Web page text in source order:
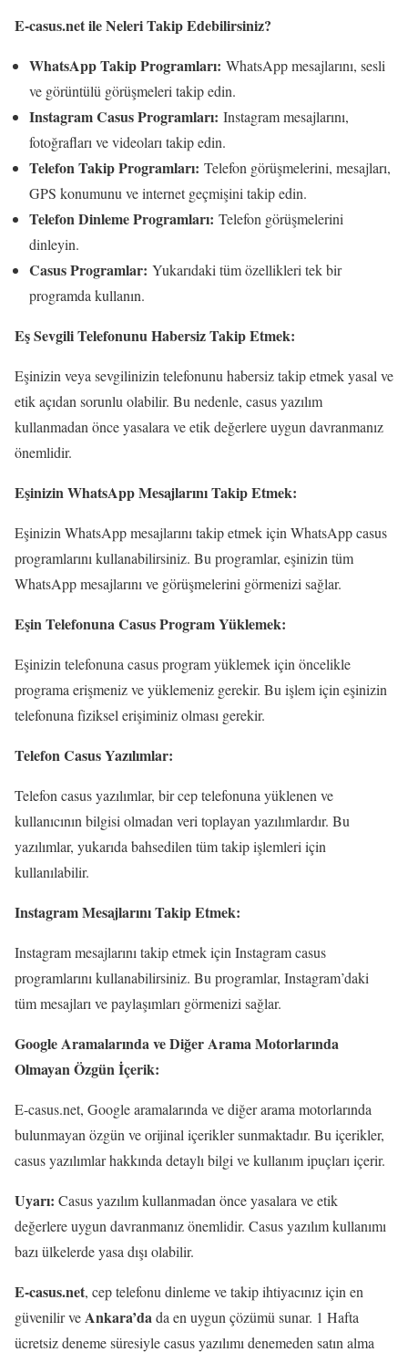
E-casus.net ile Neleri Takip Edebilirsiniz?
WhatsApp Takip Programları: WhatsApp mesajlarını, sesli
ve görüntülü görüşmeleri takip edin.
Instagram Casus Programları: Instagram mesajlarını,
fotoğrafları ve videoları takip edin.
Telefon Takip Programları: Telefon görüşmelerini, mesajları,
GPS konumunu ve internet geçmişini takip edin.
Telefon Dinleme Programları: Telefon görüşmelerini
dinleyin.
Casus Programlar: Yukarıdaki tüm özellikleri tek bir
programda kullanın.
Eş Sevgili Telefonunu Habersiz Takip Etmek:
Eşinizin veya sevgilinizin telefonunu habersiz takip etmek yasal ve
etik açıdan sorunlu olabilir. Bu nedenle, casus yazılım
kullanmadan önce yasalara ve etik değerlere uygun davranmanız
önemlidir.
Eşinizin WhatsApp Mesajlarını Takip Etmek:
Eşinizin WhatsApp mesajlarını takip etmek için WhatsApp casus
programlarını kullanabilirsiniz. Bu programlar, eşinizin tüm
WhatsApp mesajlarını ve görüşmelerini görmenizi sağlar.
Eşin Telefonuna Casus Program Yüklemek:
Eşinizin telefonuna casus program yüklemek için öncelikle
programa erişmeniz ve yüklemeniz gerekir. Bu işlem için eşinizin
telefonuna fiziksel erişiminiz olması gerekir.
Telefon Casus Yazılımlar:
Telefon casus yazılımlar, bir cep telefonuna yüklenen ve
kullanıcının bilgisi olmadan veri toplayan yazılımlardır. Bu
yazılımlar, yukarıda bahsedilen tüm takip işlemleri için
kullanılabilir.
Instagram Mesajlarını Takip Etmek:
Instagram mesajlarını takip etmek için Instagram casus
programlarını kullanabilirsiniz. Bu programlar, Instagram’daki
tüm mesajları ve paylaşımları görmenizi sağlar.
Google Aramalarında ve Diğer Arama Motorlarında
Olmayan Özgün İçerik:
E-casus.net, Google aramalarında ve diğer arama motorlarında
bulunmayan özgün ve orijinal içerikler sunmaktadır. Bu içerikler,
casus yazılımlar hakkında detaylı bilgi ve kullanım ipuçları içerir.
Uyarı: Casus yazılım kullanmadan önce yasalara ve etik
değerlere uygun davranmanız önemlidir. Casus yazılım kullanımı
bazı ülkelerde yasa dışı olabilir.
E-casus.net, cep telefonu dinleme ve takip ihtiyacınız için en
güvenilir veAnkara’dada en uygun çözümü sunar. 1 Hafta
ücretsiz deneme süresiyle casus yazılımı denemeden satın alma